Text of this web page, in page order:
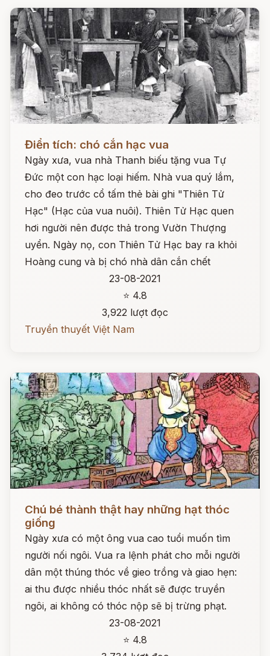
Đọc ngay
Điển tích: chó cắn hạc vua
Ngày xưa, vua nhà Thanh biếu tặng vua Tự
Đức một con hạc loại hiếm. Nhà vua quý lắm,
cho đeo trước cổ tấm thẻ bài ghi "Thiên Tử
Hạc" (Hạc của vua nuôi). Thiên Tử Hạc quen
hơi người nên được thả trong Vườn Thượng
uyển. Ngày nọ, con Thiên Tử Hạc bay ra khỏi
Hoàng cung và bị chó nhà dân cắn chết
23-08-2021
⭐ 4.8
3,922 lượt đọc
Truyền thuyết Việt Nam
Chú bé thành thật hay những hạt thóc
giống
Ngày xưa có một ông vua cao tuổi muốn tìm
người nối ngôi. Vua ra lệnh phát cho mỗi người
dân một thúng thóc về gieo trồng và giao hẹn:
ai thu được nhiều thóc nhất sẽ được truyền
ngôi, ai không có thóc nộp sẽ bị trừng phạt.
23-08-2021
⭐ 4.8